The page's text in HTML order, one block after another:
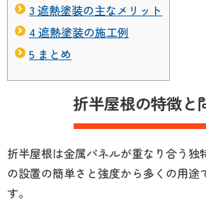
3 遮熱塗装の主なメリット
4 遮熱塗装の施工例
5 まとめ
折半屋根の特徴と
折半屋根は金属パネルが重なり合う独
の設置の簡単さと強度から多くの用途
す。